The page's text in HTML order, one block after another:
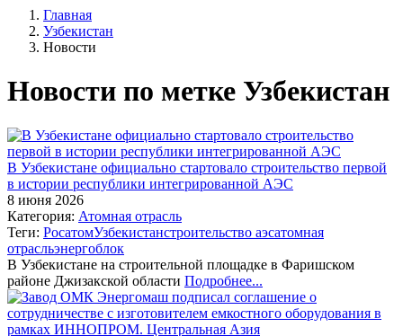
Главная
Узбекистан
Новости
Новости по метке Узбекистан
В Узбекистане официально стартовало строительство первой
в истории республики интегрированной АЭС
8 июня 2026
Категория: Атомная отрасль
Теги: РосатомУзбекистанстроительство аэсатомная
отрасльэнергоблок
В Узбекистане на строительной площадке в Фаришском
районе Джизакской области Подробнее...